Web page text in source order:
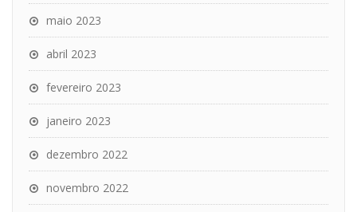
maio 2023
abril 2023
fevereiro 2023
janeiro 2023
dezembro 2022
novembro 2022